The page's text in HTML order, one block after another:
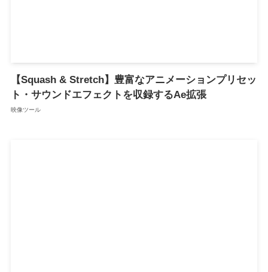
【Squash & Stretch】豊富なアニメーションプリセッ
ト・サウンドエフェクトを収録するAe拡張
映像ツール